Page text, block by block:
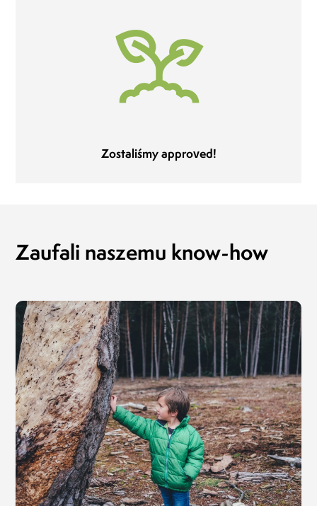
Zostaliśmy approved!
Zaufali naszemu know-how